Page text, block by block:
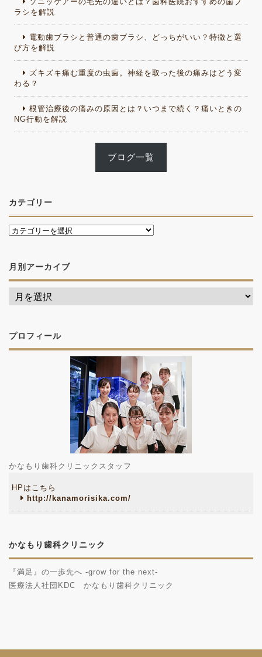
ラシを解説
電動歯ブラシと普通の歯ブラシ、どっちがいい？特徴と選
び方を解説
ズキズキ痛む重度の虫歯。神経を取った後の痛みはどう変
わる？
根管治療後の痛みの原因とは？いつまで続く？痛いときの
NG行動を解説
ブログ一覧
カテゴリー
月別アーカイブ
プロフィール
かなもり歯科クリニックスタッフ
HPはこちら
http://kanamorisika.com/
かなもり歯科クリニック
『満足』の一歩先へ -grow for the next-
医療法人社団KDC かなもり歯科クリニック